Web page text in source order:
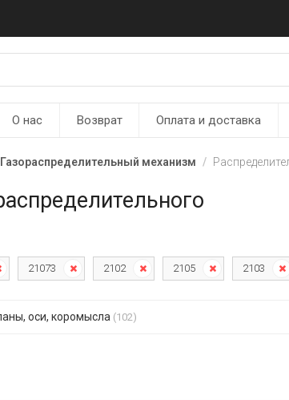
О нас Возврат Оплата и доставка
Газораспределительный механизм
21073 2102 2105 2103
оси, коромысла (102)